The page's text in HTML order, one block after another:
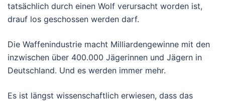
tatsächlich durch einen Wolf verursacht worden ist,
drauf los geschossen werden darf.
Die Waffenindustrie macht Milliardengewinne mit den
inzwischen über 400.000 Jägerinnen und Jägern in
Deutschland. Und es werden immer mehr.
Es ist längst wissenschaftlich erwiesen, dass das